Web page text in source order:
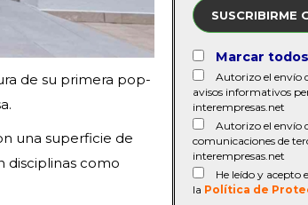
de su primera pop-
una superficie de
disciplinas como
SUSCRIBIRME
Marcar todos
Autorizo el envío
avisos informativos
interempresas.net
Autorizo el envío
comunicaciones de
interempresas.net
He leído y acepto
la Política de